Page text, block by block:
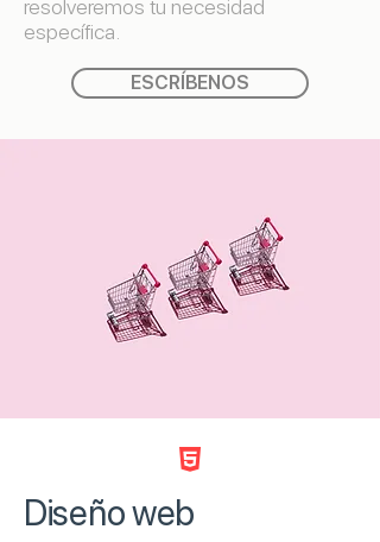
resolveremos tu necesidad
específica.
ESCRÍBENOS

Diseño web